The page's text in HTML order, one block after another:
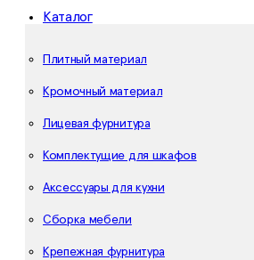
Каталог
Плитный материал
Кромочный материал
Лицевая фурнитура
Комплектущие для шкафов
Аксессуары для кухни
Сборка мебели
Крепежная фурнитура